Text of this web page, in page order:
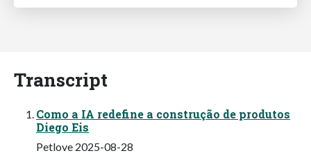
Transcript
Como a IA redefine a construção de produtos
Diego Eis
Petlove 2025-08-28